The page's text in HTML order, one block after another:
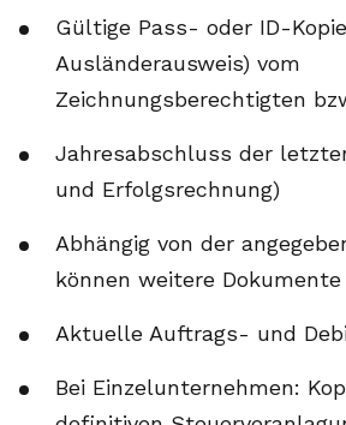
Gültige Pass- oder ID-
Ausländerausweis) vom
Zeichnungsberechtigten
Jahresabschluss der
und Erfolgsrechnung)
Abhängig von der
können weitere
Aktuelle Auftrags- und
Bei Einzelunternehmen: